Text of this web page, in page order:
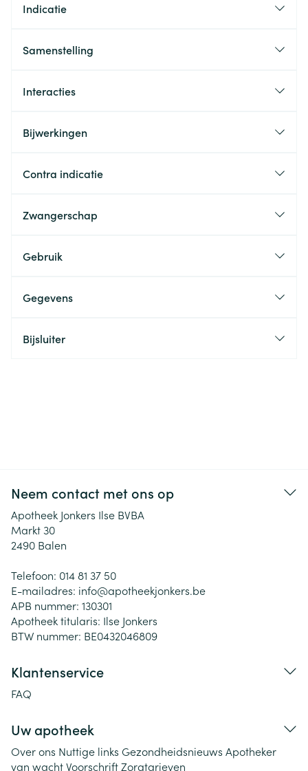
Indicatie
Samenstelling
Interacties
Bijwerkingen
Contra indicatie
Zwangerschap
Gebruik
Gegevens
Bijsluiter
Neem contact met ons op
Apotheek Jonkers Ilse BVBA
Markt 30
2490 Balen
Telefoon: 014 81 37 50
E-mailadres: info@apotheekjonkers.be
APB nummer: 130301
Apotheek titularis: Ilse Jonkers
BTW nummer: BE0432046809
Klantenservice
FAQ
Uw apotheek
Over ons Nuttige links Gezondheidsnieuws Apotheker
van wachtVoorschriftZorgtarieven